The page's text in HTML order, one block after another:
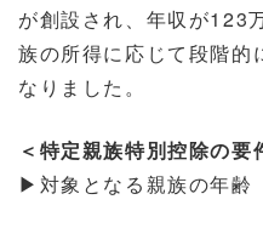
が創設され、年収が123
族の所得に応じて段階的
なりました。
＜特定親族特別控除の要
▶対象となる親族の年齢